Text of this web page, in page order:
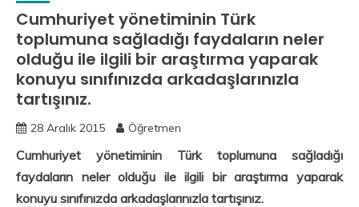
Cumhuriyet yönetiminin Türk
toplumuna sağladığı faydaların neler
olduğu ile ilgili bir araştırma yaparak
konuyu sınıfınızda arkadaşlarınızla
tartışınız.
28 Aralık 2015 Öğretmen
Cumhuriyet yönetiminin Türk toplumuna sağladığı
faydaların neler olduğu ile ilgili bir araştırma yaparak
konuyu sınıfınızda arkadaşlarınızla tartışınız.